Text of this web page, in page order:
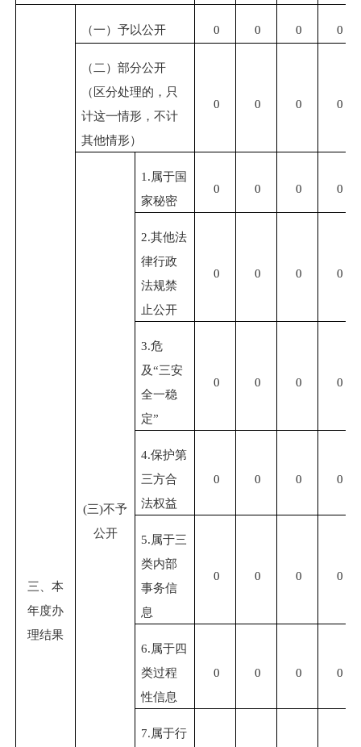
三、本
年度办
理结果
（一）予以公开 0 0 0 0
（二）部分公开
（区分处理的，只
计这一情形，不计
其他情形）
0 0 0 0
(三)不予
公开
1.属于国
家秘密
0 0 0 0
2.其他法
律行政
法规禁
止公开
0 0 0 0
3.危
及“三安
全一稳
定”
0 0 0 0
4.保护第
三方合
法权益
0 0 0 0
5.属于三
类内部
事务信
息
0 0 0 0
6.属于四
类过程
性信息
0 0 0 0
7.属于行